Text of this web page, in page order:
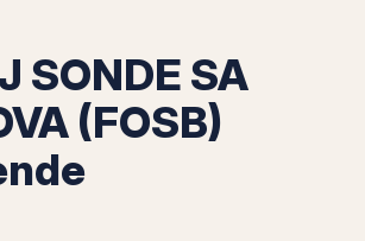
SONDE SA
(FOSB)